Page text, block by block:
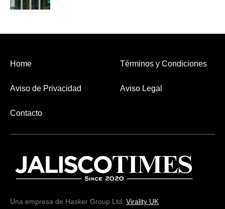
Home Términos y Condiciones
Aviso de Privacidad Aviso Legal
Contacto
Una empresa de Hasker Group Ltd. Virality UK